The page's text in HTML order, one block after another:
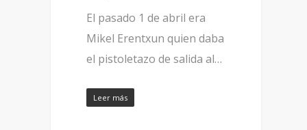
El pasado 1 de abril era
Mikel Erentxun quien daba
el pistoletazo de salida al…
Leer más